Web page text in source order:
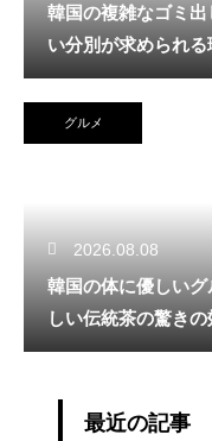
韓国の複雑なゴミ
い分別が求められる
グルメ
2026.08.08
韓国の体に優しい
しい伝統茶の驚きの
最近の記事